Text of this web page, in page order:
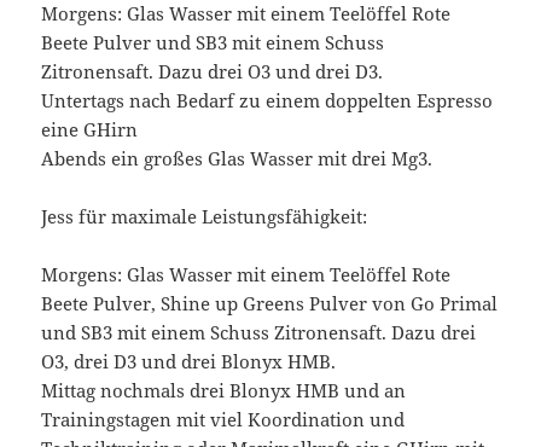
Morgens: Glas Wasser mit einem Teelöffel Rote
Beete Pulver und SB3 mit einem Schuss
Zitronensaft. Dazu drei O3 und drei D3.
Untertags nach Bedarf zu einem doppelten Espresso
eine GHirn
Abends ein großes Glas Wasser mit drei Mg3.
Jess für maximale Leistungsfähigkeit:
Morgens: Glas Wasser mit einem Teelöffel Rote
Beete Pulver, Shine up Greens Pulver von Go Primal
und SB3 mit einem Schuss Zitronensaft. Dazu drei
O3, drei D3 und drei Blonyx HMB.
Mittag nochmals drei Blonyx HMB und an
Trainingstagen mit viel Koordination und